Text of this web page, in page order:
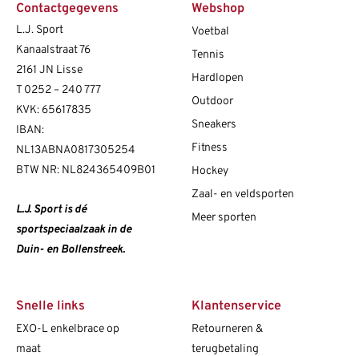
Contactgegevens
L.J. Sport
Kanaalstraat 76
2161 JN Lisse
T0252 – 240 777
KVK: 65617835
IBAN:
NL13ABNA0817305254
BTW NR: NL824365409B01
L.J. Sport is dé
sportspeciaalzaak in de
Duin- en Bollenstreek.
Webshop
Voetbal
Tennis
Hardlopen
Outdoor
Sneakers
Fitness
Hockey
Zaal- en veldsporten
Meer sporten
Snelle links
EXO-L enkelbrace op
maat
Klantenservice
Retourneren &
terugbetaling